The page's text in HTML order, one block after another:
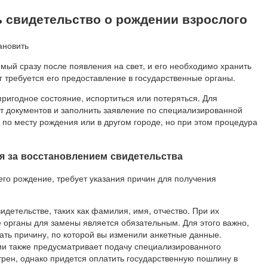
о рождении взрослого
сразу после появления на свет, и его необходимо хранить
его предоставление в государственные органы.
состояние, испортиться или потеряться. Для
документов и заполнить заявление по специализированной
рождения или в другом городе, но при этом процедура
восстановлением свидетельства
рождение, требует указания причин для получения
таких как фамилия, имя, отчество. При их
для замены является обязательным. Для этого важно,
причину, по которой вы изменили анкетные данные.
также предусматривает подачу специализированного
однако придется оплатить государственную пошлину в